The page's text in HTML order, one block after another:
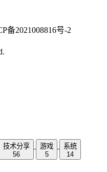
备2021008816号-2
技术分享
56
游戏
5
系统
14